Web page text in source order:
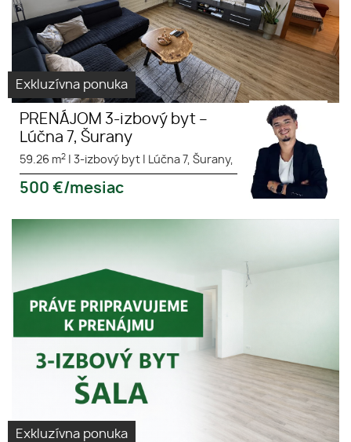
Exkluzívna ponuka
PRENÁJOM 3-izbový byt –
Lúčna 7, Šurany
59.26 m2 3-izbový byt Lúčna 7, Šurany,
500 €/mesiac
Exkluzívna ponuka